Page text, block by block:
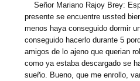
Señor Mariano Rajoy Brey:
presente se encuentre ussted
menos haya conseguido dormir
conseguido hacerlo durante 5
amigos de lo ajeno que querian
como ya estaba descargado se
sueño. Bueno, que me enrollo,